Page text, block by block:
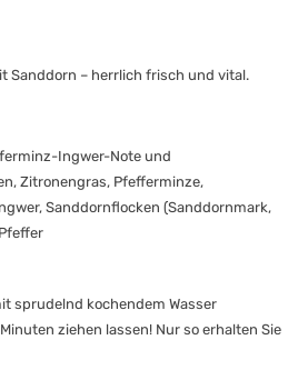
Sanddorn – herrlich frisch und vital.
Ingwer-Note und
Zitronengras, Pfefferminze,
Sanddornflocken (Sanddornmark,
sprudelnd kochendem Wasser
ziehen lassen! Nur so erhalten Sie